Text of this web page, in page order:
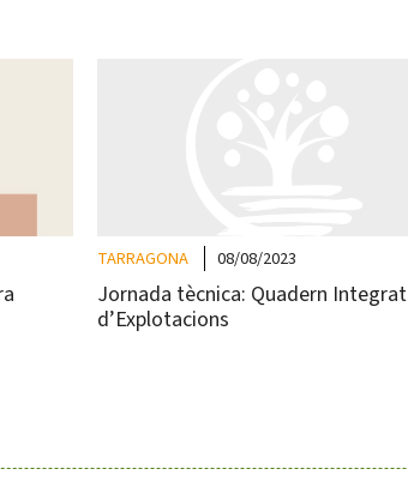
TARRAGONA 08/08/2023
Jornada tècnica: Quadern Integrat
d’Explotacions